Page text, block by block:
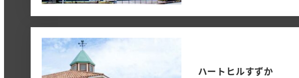
ハートヒルすずか